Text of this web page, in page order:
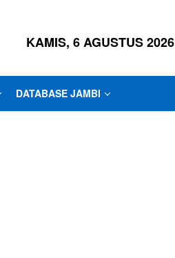
KAMIS, 6 AGUSTUS 2026
DATABASE JAMBI